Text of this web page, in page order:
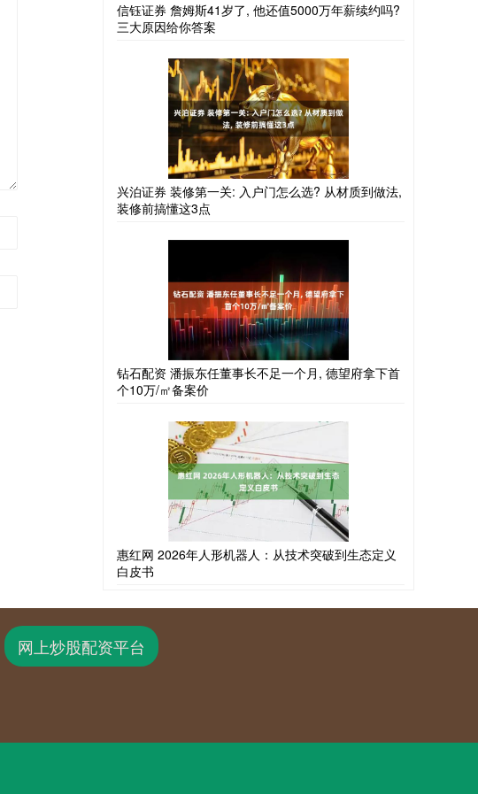
信钰证券 詹姆斯41岁了, 他还值5000万年薪续约吗?
三大原因给你答案
兴泊证券 装修第一关: 入户门怎么选? 从材质到做法,
装修前搞懂这3点
钻石配资 潘振东任董事长不足一个月, 德望府拿下首
个10万/㎡备案价
惠红网 2026年人形机器人：从技术突破到生态定义
白皮书
网上炒股配资平台